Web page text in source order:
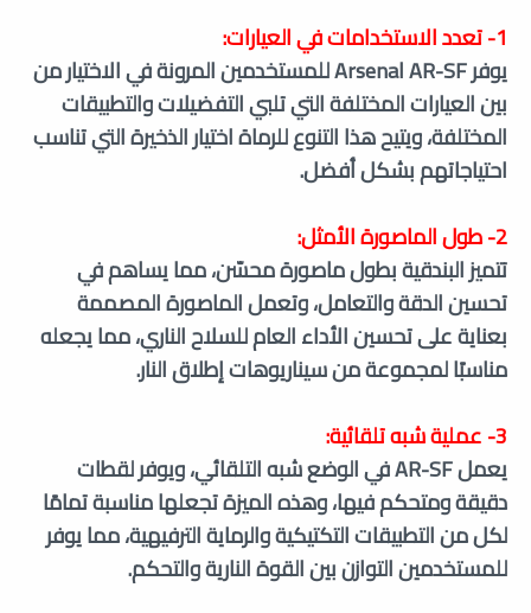
1- تعدد الاستخدامات في العيارات:
يوفر Arsenal AR-SF للمستخدمين المرونة في الاختيار من
بين العيارات المختلفة التي تلبي التفضيلات والتطبيقات
المختلفة، ويتيح هذا التنوع للرماة اختيار الذخيرة التي تناسب
احتياجاتهم بشكل أفضل.
2- طول الماصورة الأمثل:
تتميز البندقية بطول ماصورة محسّن، مما يساهم في
تحسين الدقة والتعامل، وتعمل الماصورة المصممة
بعناية على تحسين الأداء العام للسلاح الناري، مما يجعله
مناسبًا لمجموعة من سيناريوهات إطلاق النار.
3- عملية شبه تلقائية:
يعمل AR-SF في الوضع شبه التلقائي، ويوفر لقطات
دقيقة ومتحكم فيها، وهذه الميزة تجعلها مناسبة تمامًا
لكل من التطبيقات التكتيكية والرماية الترفيهية، مما يوفر
للمستخدمين التوازن بين القوة النارية والتحكم.